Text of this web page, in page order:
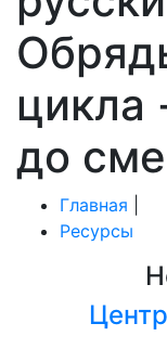
цикла
до
Главная
Ресурсы